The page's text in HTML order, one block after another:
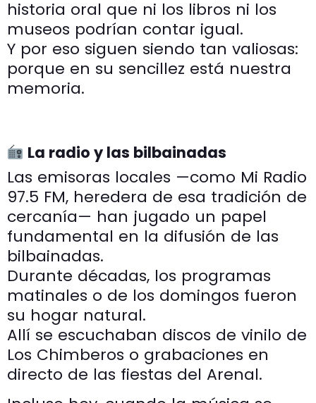
historia oral que ni los libros ni los
museos podrían contar igual.
Y por eso siguen siendo tan valiosas:
porque en su sencillez está nuestra
memoria.
La radio y las bilbainadas
Las emisoras locales —como Mi Radio
97.5 FM, heredera de esa tradición de
cercanía— han jugado un papel
fundamental en la difusión de las
bilbainadas.
Durante décadas, los programas
matinales o de los domingos fueron
su hogar natural.
Allí se escuchaban discos de vinilo de
Los Chimberos o grabaciones en
directo de las fiestas del Arenal.